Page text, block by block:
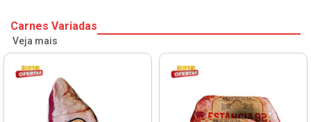
Carnes Variadas
Veja mais